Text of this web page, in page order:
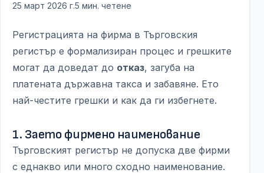
25 март 2026 г.5 мин. четене
Регистрацията на фирма в Търговския
регистър е формализиран процес и грешките
могат да доведат до отказ, загуба на
платената държавна такса и забавяне. Ето
най-честите грешки и как да ги избегнете.
1. Заето фирмено наименование
Търговският регистър не допуска две фирми
с еднакво или много сходно наименование.